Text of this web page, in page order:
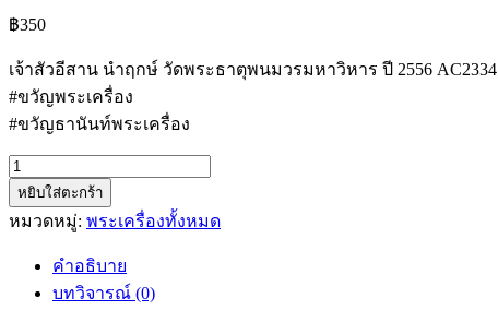
฿350
เจ้าสัวอีสาน นำฤกษ์ วัดพระธาตุพนมวรมหาวิหาร ปี 2556 AC2334
#ขวัญพระเครื่อง
#ขวัญธานันท์พระเครื่อง
จำนวน
เจ้า
สัว
หยิบใส่ตะกร้า
หมวดหมู่: พระเครื่องทั้งหมด
คำอธิบาย
บทวิจารณ์ (0)